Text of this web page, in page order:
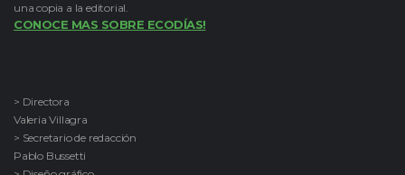
una copia a la editorial.
CONOCE MAS SOBRE ECODÍAS!
> Directora
Valeria Villagra
> Secretario de redacción
Pablo Bussetti